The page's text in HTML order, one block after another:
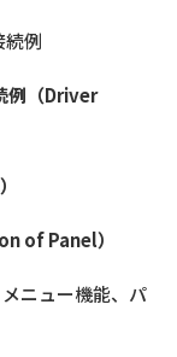
続例
例（Driver
of Panel）
ニュー機能、パ